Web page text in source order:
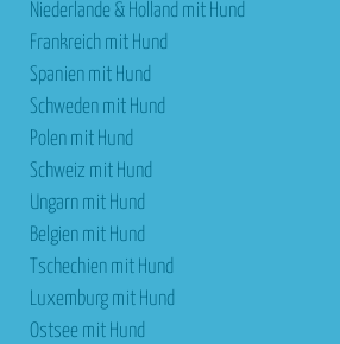
Niederlande & Holland mit Hund
Frankreich mit Hund
Spanien mit Hund
Schweden mit Hund
Polen mit Hund
Schweiz mit Hund
Ungarn mit Hund
Belgien mit Hund
Tschechien mit Hund
Luxemburg mit Hund
Ostsee mit Hund